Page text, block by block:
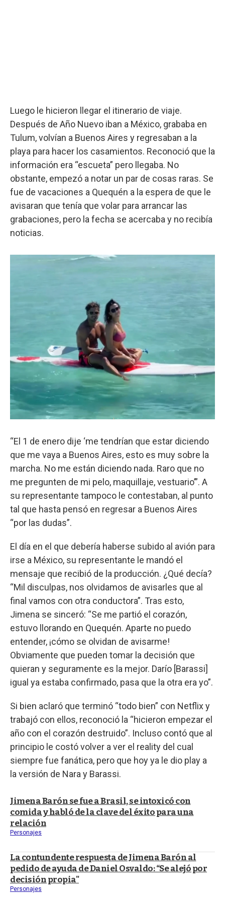
Luego le hicieron llegar el itinerario de viaje.
Después de Año Nuevo iban a México, grababa en
Tulum, volvían a Buenos Aires y regresaban a la
playa para hacer los casamientos. Reconoció que la
información era “escueta” pero llegaba. No
obstante, empezó a notar un par de cosas raras. Se
fue de vacaciones a Quequén a la espera de que le
avisaran que tenía que volar para arrancar las
grabaciones, pero la fecha se acercaba y no recibía
noticias.
“El 1 de enero dije ‘me tendrían que estar diciendo
que me vaya a Buenos Aires, esto es muy sobre la
marcha. No me están diciendo nada. Raro que no
me pregunten de mi pelo, maquillaje, vestuario’”. A
su representante tampoco le contestaban, al punto
tal que hasta pensó en regresar a Buenos Aires
“por las dudas”.
El día en el que debería haberse subido al avión para
irse a México, su representante le mandó el
mensaje que recibió de la producción. ¿Qué decía?
“Mil disculpas, nos olvidamos de avisarles que al
final vamos con otra conductora”. Tras esto,
Jimena se sinceró: “Se me partió el corazón,
estuvo llorando en Quequén. Aparte no puedo
entender, ¡cómo se olvidan de avisarme!
Obviamente que pueden tomar la decisión que
quieran y seguramente es la mejor. Darío [Barassi]
igual ya estaba confirmado, pasa que la otra era yo”.
Si bien aclaró que terminó “todo bien” con Netflix y
trabajó con ellos, reconoció la “hicieron empezar el
año con el corazón destruido”. Incluso contó que al
principio le costó volver a ver el reality del cual
siempre fue fanática, pero que hoy ya le dio play a
la versión de Nara y Barassi.
Jimena Barón se fue a Brasil, se intoxicó con
comida y habló de la clave del éxito para una
relación
Personajes
La contundente respuesta de Jimena Barón al
pedido de ayuda de Daniel Osvaldo: “Se alejó por
decisión propia"
Personajes